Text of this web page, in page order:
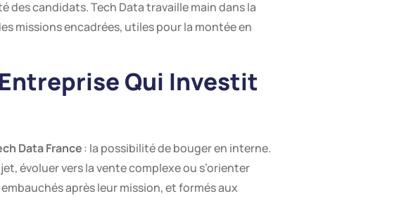
candidats. Tech Data travaille main dans la
missions encadrées, utiles pour la montée en
Qui Investit
Data France: la possibilité de bouger en interne.
évoluer vers la vente complexe ou s’orienter
après leur mission, et formés aux